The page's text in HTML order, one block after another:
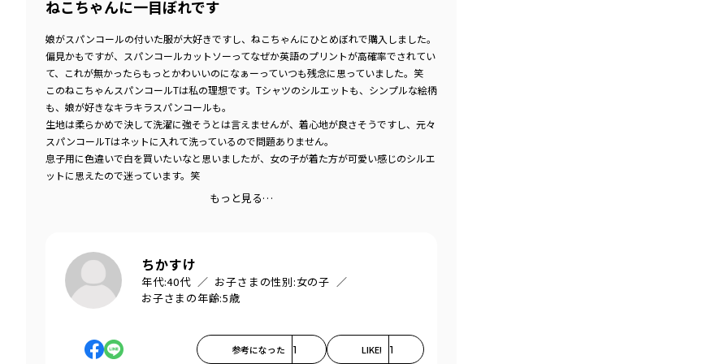
ねこちゃんに一目ぼれです
娘がスパンコールの付いた服が大好きですし、ねこちゃんにひとめぼれで購入しました。
偏見かもですが、スパンコールカットソーってなぜか英語のプリントが高確率でされてい
て、これが無かったらもっとかわいいのになぁーっていつも残念に思っていました。笑
このねこちゃんスパンコールTは私の理想です。Tシャツのシルエットも、シンプルな絵柄
も、娘が好きなキラキラスパンコールも。
生地は柔らかめで決して洗濯に強そうとは言えませんが、着心地が良さそうですし、元々
スパンコールTはネットに入れて洗っているので問題ありません。
息子用に色違いで白を買いたいなと思いましたが、女の子が着た方が可愛い感じのシルエ
ットに思えたので迷っています。笑
もっと見る…
ちかすけ
年代:40代 お子さまの性別:女の子
お子さまの年齢:5歳
参考になった 1 LIKE! 1